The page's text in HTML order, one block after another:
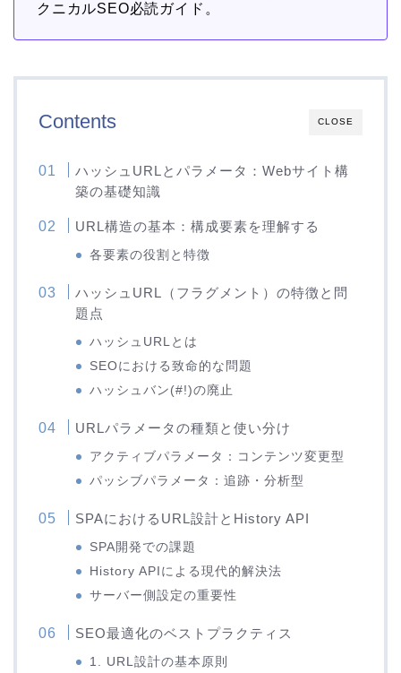
クニカルSEO必読ガイド。
CLOSE
Contents
ハッシュURLとパラメータ：Webサイト構
築の基礎知識
URL構造の基本：構成要素を理解する
各要素の役割と特徴
ハッシュURL（フラグメント）の特徴と問
題点
ハッシュURLとは
SEOにおける致命的な問題
ハッシュバン(#!)の廃止
URLパラメータの種類と使い分け
アクティブパラメータ：コンテンツ変更型
パッシブパラメータ：追跡・分析型
SPAにおけるURL設計とHistory API
SPA開発での課題
History APIによる現代的解決法
サーバー側設定の重要性
SEO最適化のベストプラクティス
1. URL設計の基本原則